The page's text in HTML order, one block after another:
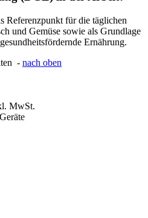
Referenzpunkt für die täglichen
und Gemüse sowie als Grundlage
Ernährung.
- nach oben
MwSt.